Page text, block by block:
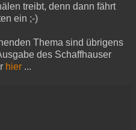
treibt, denn dann fährt
ein ;-)
Thema sind übrigens
des Schaffhauser
hier ...